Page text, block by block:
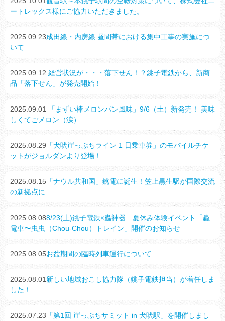
ートレックス様にご協力いただきました。
2025.09.23成田線・内房線 昼間帯における集中工事の実施につ
いて
2025.09.12 経営状況が・・・落下せん！？銚子電鉄から、新商
品「落下せん」が発売開始！
2025.09.01
「まずい棒メロンパン風味」9/6（土）新発売！ 美味
しくてごメロン（涙）
2025.08.29 「犬吠崖っぷちライン 1 日乗車券」のモバイルチケ
ットがジョルダンより登場！
2025.08.15 「ナウル共和国」銚電に誕生！笠上黒生駅が国際交流
の新拠点に
2025.08.088/23(土)銚子電鉄×蟲神器 夏休み体験イベント「蟲
電車〜虫虫（Chou-Chou）トレイン」開催のお知らせ
2025.08.05お盆期間の臨時列車運行について
2025.08.01 新しい地域おこし協力隊（銚子電鉄担当）が着任しま
した！
2025.07.23 「第1回 崖っぷちサミット in 犬吠駅」を開催しまし